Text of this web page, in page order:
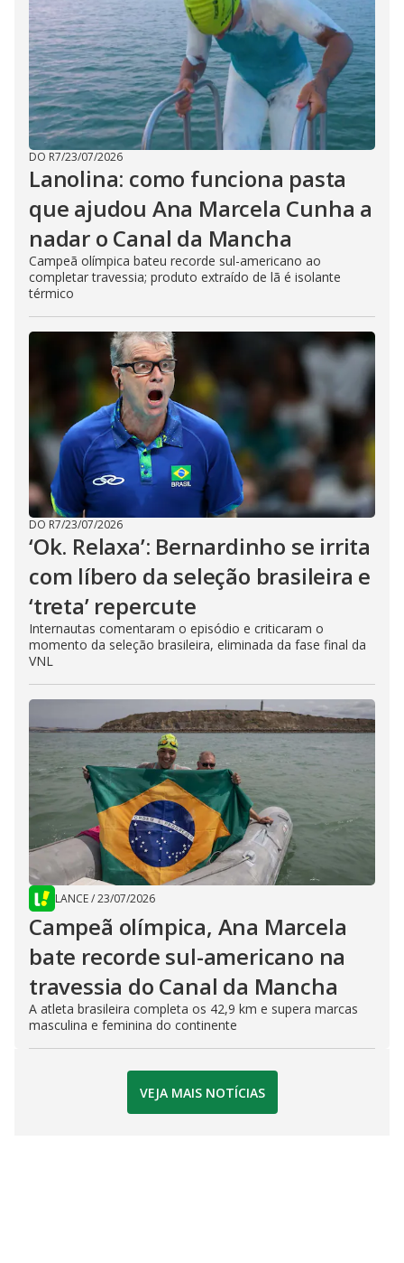
DO R7/23/07/2026
Lanolina: como funciona pasta
que ajudou Ana Marcela Cunha a
nadar o Canal da Mancha
Campeã olímpica bateu recorde sul-americano ao
completar travessia; produto extraído de lã é isolante
térmico
DO R7/23/07/2026
‘Ok. Relaxa’: Bernardinho se irrita
com líbero da seleção brasileira e
‘treta’ repercute
Internautas comentaram o episódio e criticaram o
momento da seleção brasileira, eliminada da fase final da
VNL
LANCE/23/07/2026
Campeã olímpica, Ana Marcela
bate recorde sul-americano na
travessia do Canal da Mancha
A atleta brasileira completa os 42,9 km e supera marcas
masculina e feminina do continente
VEJA MAIS NOTÍCIAS